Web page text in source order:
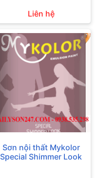
Liên hệ
Sơn nội thất Mykolor
Special Shimmer Look